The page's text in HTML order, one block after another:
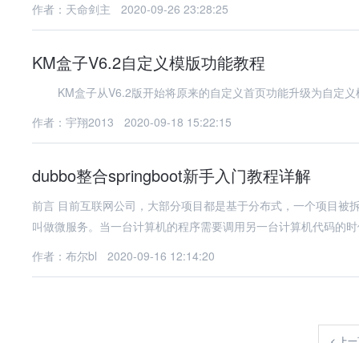
作者：天命剑主
2020-09-26 23:28:25
KM盒子V6.2自定义模版功能教程
KM盒子从V6.2版开始将原来的自定义首页功能升级为自定义
作者：宇翔2013
2020-09-18 15:22:15
dubbo整合springboot新手入门教程详解
前言 目前互联网公司，大部分项目都是基于分布式，一个项目
叫做微服务。当一台计算机的程序需要调用另一台计算机代码的
作者：布尔bl
2020-09-16 12:14:20
< 上